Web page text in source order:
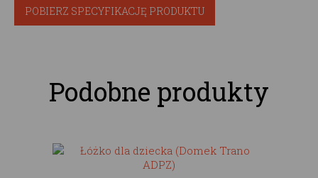
POBIERZ SPECYFIKACJĘ PRODUKTU
Podobne produkty